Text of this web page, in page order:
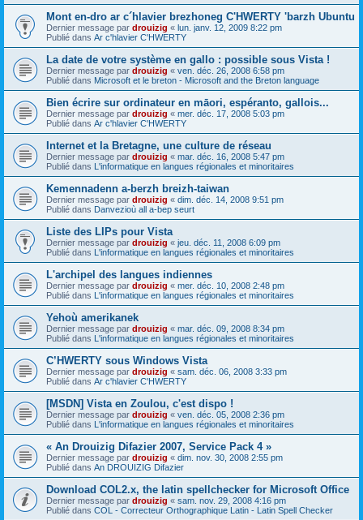
Mont en-dro ar c´hlavier brezhoneg C'HWERTY 'barzh Ubuntu
Dernier message par drouizig « lun. janv. 12, 2009 8:22 pm
Publié dans Ar c'hlavier C'HWERTY
La date de votre système en gallo : possible sous Vista !
Dernier message par drouizig « ven. déc. 26, 2008 6:58 pm
Publié dans Microsoft et le breton - Microsoft and the Breton language
Bien écrire sur ordinateur en māori, espéranto, gallois...
Dernier message par drouizig « mer. déc. 17, 2008 5:03 pm
Publié dans Ar c'hlavier C'HWERTY
Internet et la Bretagne, une culture de réseau
Dernier message par drouizig « mar. déc. 16, 2008 5:47 pm
Publié dans L'informatique en langues régionales et minoritaires
Kemennadenn a-berzh breizh-taiwan
Dernier message par drouizig « dim. déc. 14, 2008 9:51 pm
Publié dans Danvezioù all a-bep seurt
Liste des LIPs pour Vista
Dernier message par drouizig « jeu. déc. 11, 2008 6:09 pm
Publié dans L'informatique en langues régionales et minoritaires
L'archipel des langues indiennes
Dernier message par drouizig « mer. déc. 10, 2008 2:48 pm
Publié dans L'informatique en langues régionales et minoritaires
Yehoù amerikanek
Dernier message par drouizig « mar. déc. 09, 2008 8:34 pm
Publié dans L'informatique en langues régionales et minoritaires
C’HWERTY sous Windows Vista
Dernier message par drouizig « sam. déc. 06, 2008 3:33 pm
Publié dans Ar c'hlavier C'HWERTY
[MSDN] Vista en Zoulou, c'est dispo !
Dernier message par drouizig « ven. déc. 05, 2008 2:36 pm
Publié dans L'informatique en langues régionales et minoritaires
« An Drouizig Difazier 2007, Service Pack 4 »
Dernier message par drouizig « dim. nov. 30, 2008 2:55 pm
Publié dans An DROUIZIG Difazier
Download COL2.x, the latin spellchecker for Microsoft Office
Dernier message par drouizig « sam. nov. 29, 2008 4:16 pm
Publié dans COL - Correcteur Orthographique Latin - Latin Spell Checker